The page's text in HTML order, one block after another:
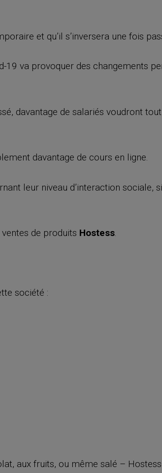
et qu’il s’inversera une fois
19 va provoquer des changements
davantage de salariés voudront
davantage de cours en ligne.
leur niveau d’interaction sociale,
de produits Hostess.
société :
aux fruits, ou même salé –